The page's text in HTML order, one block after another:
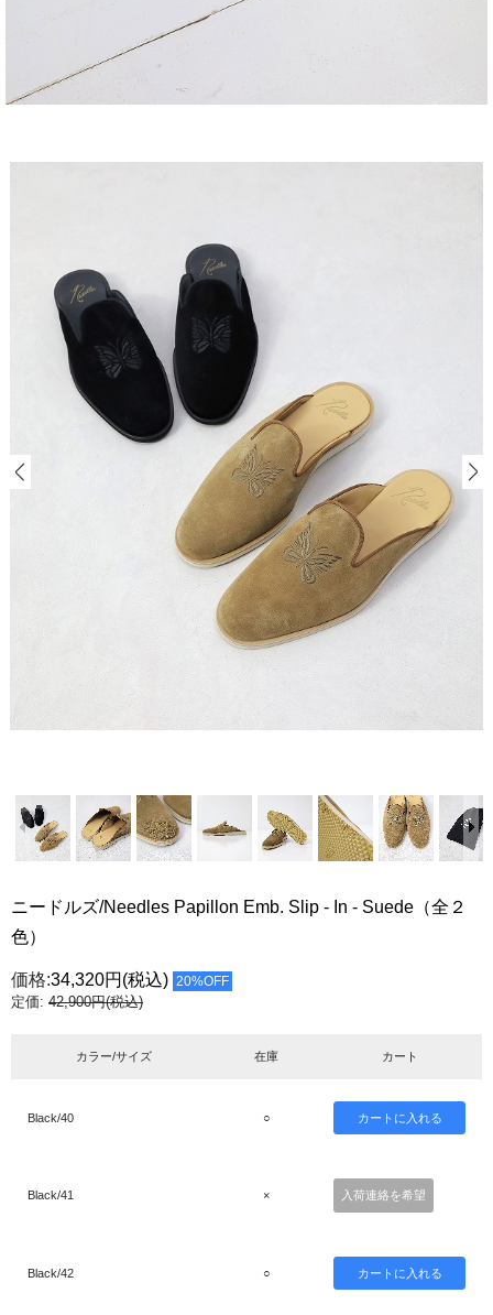
ニードルズ/Needles Papillon Emb. Slip - In - Suede（全２
色）
価格:34,320円 (税込) 20%OFF
定価: 42,900円(税込)
カラー/サイズ 在庫 カート
Black/40 ○
Black/41 × 入荷連絡を希望
Black/42 ○